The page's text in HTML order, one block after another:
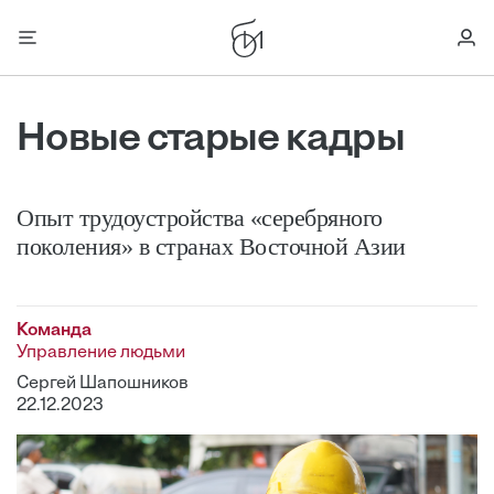
Новые старые кадры
Опыт трудоустройства «серебряного
поколения» в странах Восточной Азии
Команда
Управление людьми
Сергей Шапошников
22.12.2023